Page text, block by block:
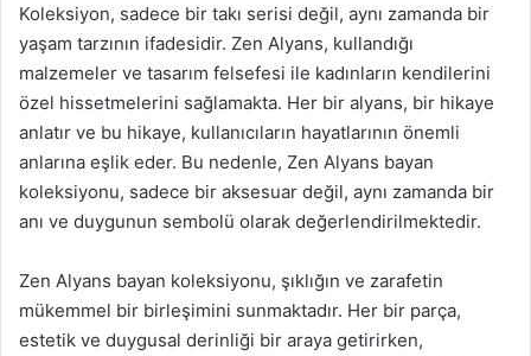
Koleksiyon, sadece bir takı serisi değil, aynı zamanda bir
yaşam tarzının ifadesidir. Zen Alyans, kullandığı
malzemeler ve tasarım felsefesi ile kadınların kendilerini
özel hissetmelerini sağlamakta. Her bir alyans, bir hikaye
anlatır ve bu hikaye, kullanıcıların hayatlarının önemli
anlarına eşlik eder. Bu nedenle, Zen Alyans bayan
koleksiyonu, sadece bir aksesuar değil, aynı zamanda bir
anı ve duygunun sembolü olarak değerlendirilmektedir.
Zen Alyans bayan koleksiyonu, şıklığın ve zarafetin
mükemmel bir birleşimini sunmaktadır. Her bir parça,
estetik ve duygusal derinliği bir araya getirirken,